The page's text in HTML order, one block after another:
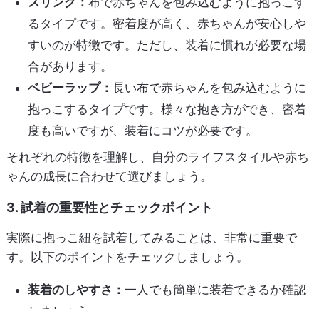
るタイプです。密着度が高く、赤ちゃんが安心しや
すいのが特徴です。ただし、装着に慣れが必要な場
合があります。
ベビーラップ： 長い布で赤ちゃんを包み込むように
抱っこするタイプです。様々な抱き方ができ、密着
度も高いですが、装着にコツが必要です。
それぞれの特徴を理解し、自分のライフスタイルや赤ち
ゃんの成長に合わせて選びましょう。
3. 試着の重要性とチェックポイント
実際に抱っこ紐を試着してみることは、非常に重要で
す。以下のポイントをチェックしましょう。
装着のしやすさ： 一人でも簡単に装着できるか確認